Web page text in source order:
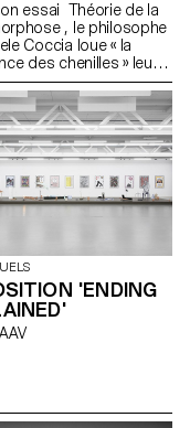
essai Théorie de la
, le philosophe
Coccia loue « la
des chenilles » leur
de passer d’une
à l’autre sans devoir
renaître, faisant par là
le monde sans le
Cet état amphibie
dans la figure du
étape à la fois
et entière, qui
borné mais sans
complètement la vie,
la mort ; c’est une
et poreuse
compte simultanément
cette exposition.
'ENDING
MAAV